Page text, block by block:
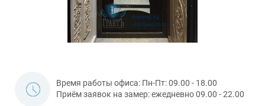
Время работы офиса: Пн-Пт: 09.00 - 18.00
Приём заявок на замер: ежедневно 09.00 - 22.00